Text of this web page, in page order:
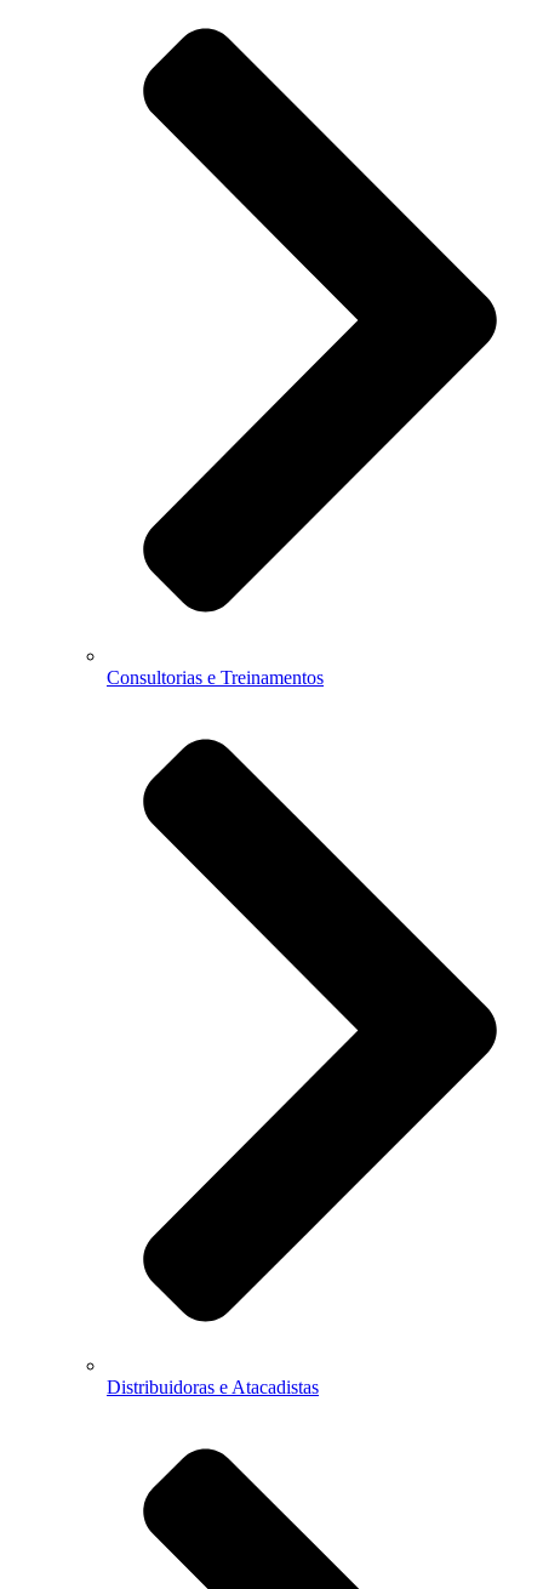
Consultorias e Treinamentos
Distribuidoras e Atacadistas